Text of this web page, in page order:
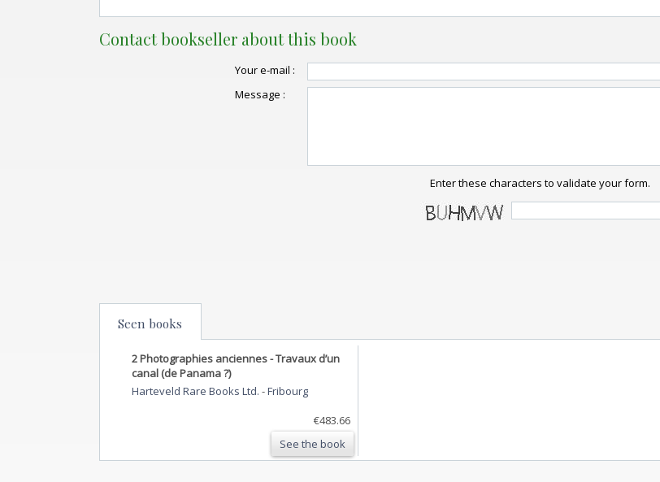
Contact bookseller about this book
Your e-mail :
Message :
Enter these characters to validate your form.
Seen books
2 Photographies anciennes - Travaux d’un
canal (de Panama ?)
Harteveld Rare Books Ltd. -Fribourg
€483.66
See the book